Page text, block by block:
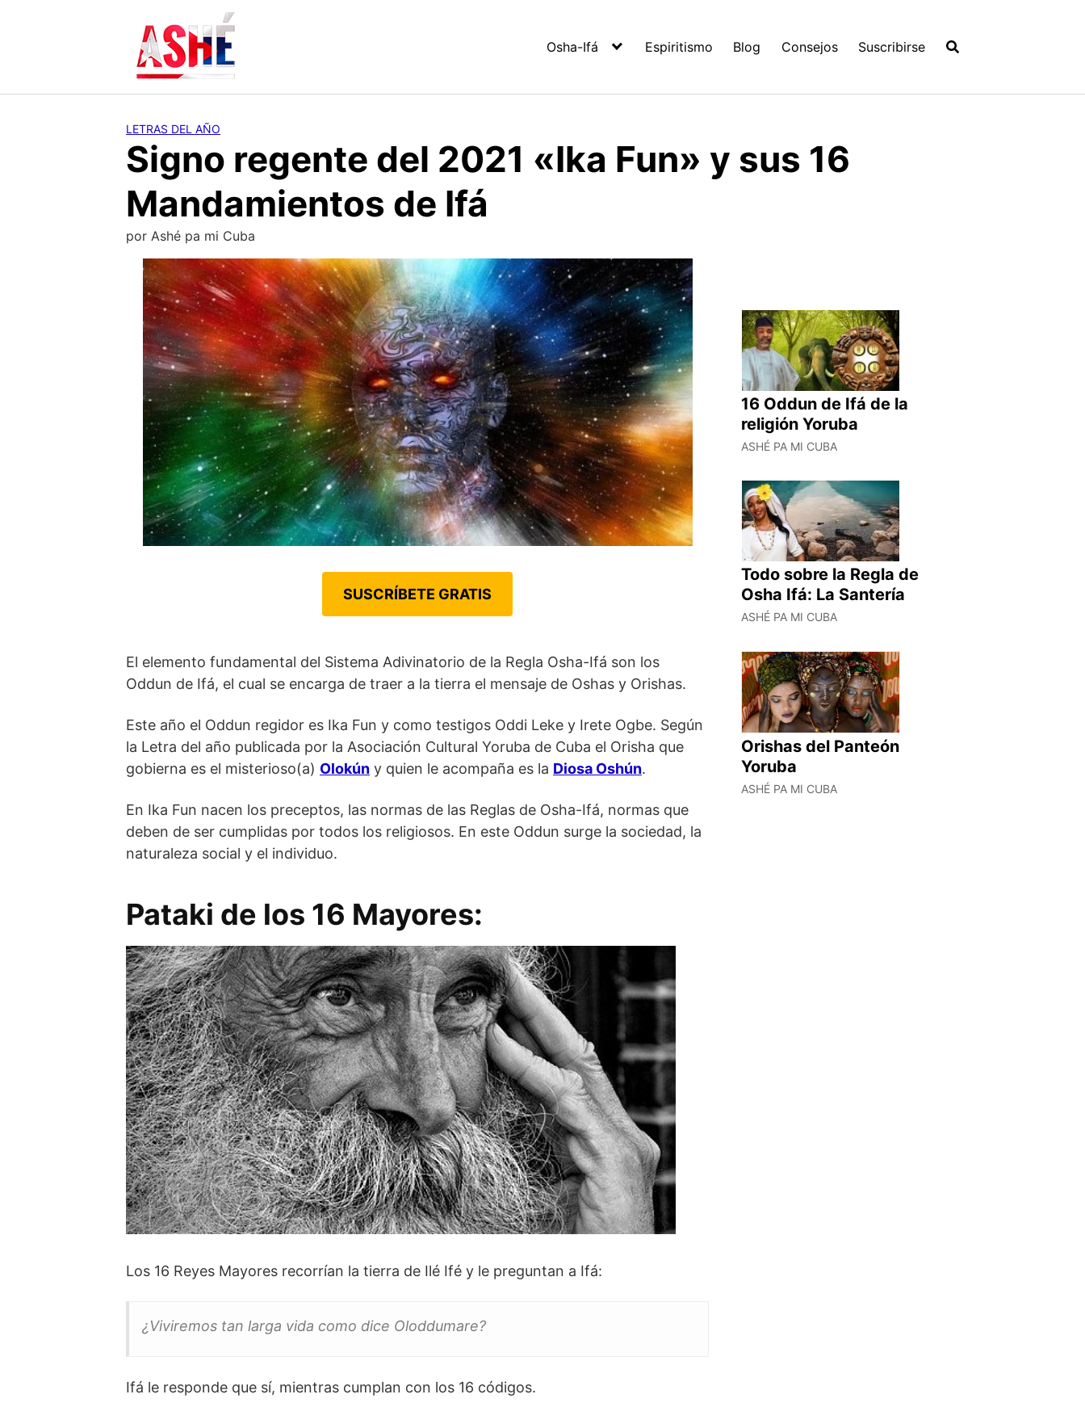
Osha-Ifá Espiritismo Blog Consejos Suscribirse
LETRAS DEL AÑO
Signo regente del 2021 «Ika Fun» y sus 16
Mandamientos de Ifá
por Ashé pa mi Cuba
SUSCRÍBETE GRATIS
El elemento fundamental del Sistema Adivinatorio de la Regla Osha-Ifá son los
Oddun de Ifá, el cual se encarga de traer a la tierra el mensaje de Oshas y Orishas.
Este año el Oddun regidor es Ika Fun y como testigos Oddi Leke y Irete Ogbe. Según
la Letra del año publicada por la Asociación Cultural Yoruba de Cuba el Orisha que
gobierna es el misterioso(a) Olokún y quien le acompaña es la Diosa Oshún.
En Ika Fun nacen los preceptos, las normas de las Reglas de Osha-Ifá, normas que
deben de ser cumplidas por todos los religiosos. En este Oddun surge la sociedad, la
naturaleza social y el individuo.
Pataki de los 16 Mayores:
Los 16 Reyes Mayores recorrían la tierra de Ilé Ifé y le preguntan a Ifá:
¿Viviremos tan larga vida como dice Oloddumare?
Ifá le responde que sí, mientras cumplan con los 16 códigos.
16 Oddun de Ifá de la
religión Yoruba
ASHÉ PA MI CUBA
Todo sobre la Regla de
Osha Ifá: La Santería
ASHÉ PA MI CUBA
Orishas del Panteón
Yoruba
ASHÉ PA MI CUBA